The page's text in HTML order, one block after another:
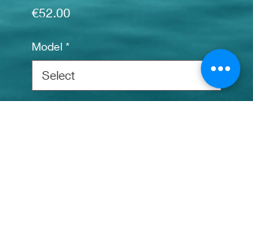
€52.00Price
Model *